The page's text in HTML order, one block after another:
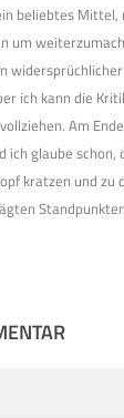
beliebtes Mittel,
um
ich kann die
Am
ich glaube schon,
kratzen und zu